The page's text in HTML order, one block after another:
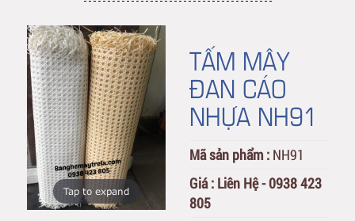
Tap to expand
TẤM MÂY
ĐAN CÁO
NHỰA NH91
Mã sản phẩm : NH91
Giá : Liên Hệ - 0938 423
805